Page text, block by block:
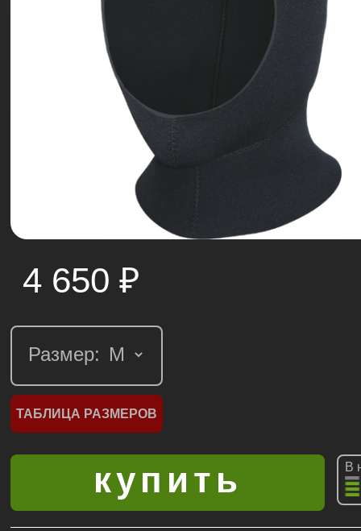
4 650 ₽
Размер:
ТАБЛИЦА РАЗМЕРОВ
В